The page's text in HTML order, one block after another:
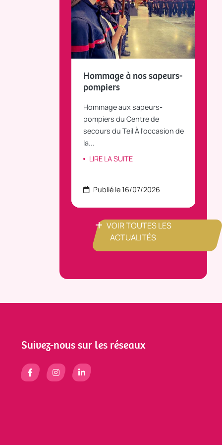
Hommage à nos sapeurs-
pompiers
Hommage aux sapeurs-
pompiers du Centre de
secours du Teil À l'occasion de
la...
LIRE LA SUITE
Publié le 16/07/2026
VOIR TOUTES LES
ACTUALITÉS
Suivez-nous sur les réseaux